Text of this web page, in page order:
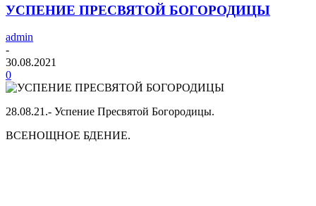
УСПЕНИЕ ПРЕСВЯТОЙ БОГОРОДИЦЫ
admin
-
30.08.2021
0
28.08.21.- Успение Пресвятой Богородицы.
ВСЕНОЩНОЕ БДЕНИЕ.